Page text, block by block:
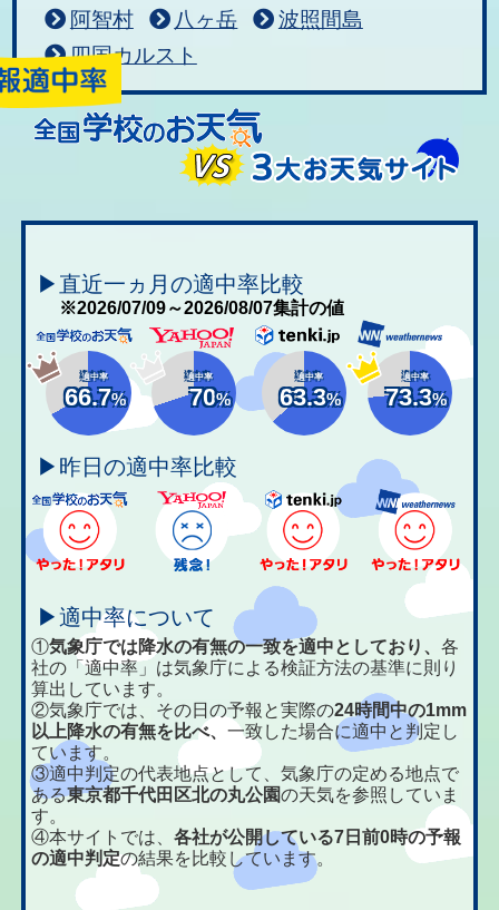
阿智村
八ヶ岳
波照間島
四国カルスト
▶直近一ヵ月の適中率比較
※2026/07/09～2026/08/07集計の値
適中率
66.7%
適中率
70%
適中率
63.3%
適中率
73.3%
▶昨日の適中率比較
▶適中率について
①気象庁では降水の有無の一致を適中としており、各
社の「適中率」は気象庁による検証方法の基準に則り
算出しています。
②気象庁では、その日の予報と実際の24時間中の1mm
以上降水の有無を比べ、一致した場合に適中と判定し
ています。
③適中判定の代表地点として、気象庁の定める地点で
ある東京都千代田区北の丸公園の天気を参照していま
す。
④本サイトでは、各社が公開している7日前0時の予報
の適中判定の結果を比較しています。